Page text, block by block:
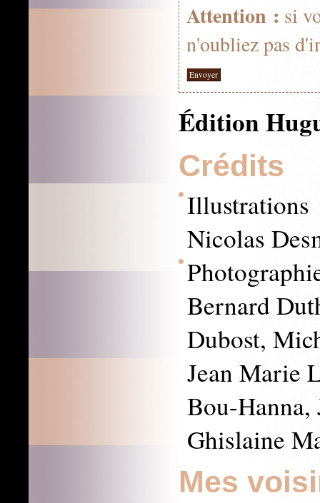
Attention : si
n'oubliez pas
Édition
Crédits
Illustrations
Nicolas
Bernard
Dubost,
Jean Marie
Bou-Hanna,
Ghislaine
Mes